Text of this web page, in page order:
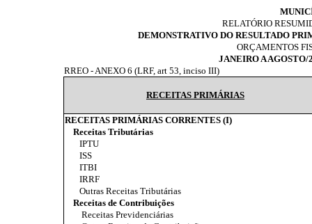
RELATÓRIO
DEMONSTRATIVO DO RESULTADO
ORÇAMENTOS
JANEIRO A
RREO - ANEXO 6 (LRF, art 53, inciso III)
RECEITAS PRIMÁRIAS
RECEITAS PRIMÁRIAS CORRENTES (I)
Receitas Tributárias
IPTU
ISS
ITBI
IRRF
Outras Receitas Tributárias
Receitas de Contribuições
Receitas Previdenciárias